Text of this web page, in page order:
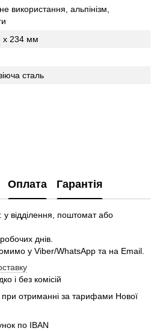
використання, альпінізм,
х 234 мм
сталь
Оплата Гарантія
відділення, поштомат або
днів.
у Viber/WhatsApp та на Email.
і без комісій
при отриманні за тарифами Нової
по IBAN